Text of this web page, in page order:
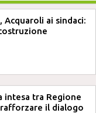
Acquaroli ai sindaci:
intesa tra Regione
il dialogo